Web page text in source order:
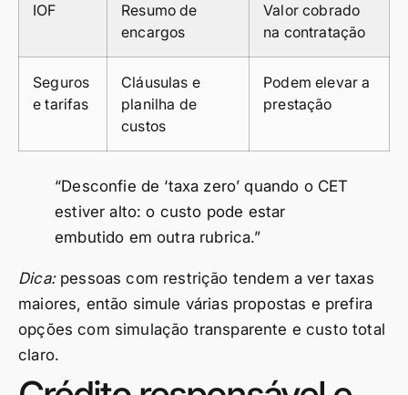
IOF
Resumo de
encargos
Valor cobrado
na contratação
Seguros
e tarifas
Cláusulas e
planilha de
custos
Podem elevar a
prestação
“Desconfie de ‘taxa zero’ quando o CET
estiver alto: o custo pode estar
embutido em outra rubrica.”
Dica:pessoas com restrição tendem a ver taxas
maiores, então simule várias propostas e prefira
opções com simulação transparente e custo total
claro.